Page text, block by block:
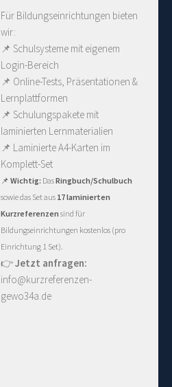
Für Bildungseinrichtungen bieten
wir:
📌 Schulsysteme mit eigenem
Login-Bereich
📌 Online-Tests, Präsentationen &
Lernplattformen
📌 Schulungspakete mit
laminierten Lernmaterialien
📌 Laminierte A4-Karten im
Komplett-Set
📌 Wichtig: DasRingbuch/Schulbuch
sowie das Set aus 17 laminierten
Kurzreferenzen sind für
Bildungseinrichtungen kostenlos (pro
Einrichtung 1 Set).
👉Jetzt anfragen:
info@kurzreferenzen-
gewo34a.de